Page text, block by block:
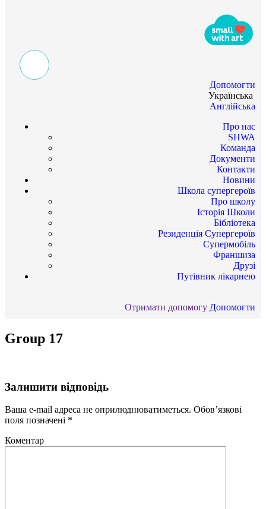
Допомогти
Українська
Англійська
Про нас
SHWA
Команда
Документи
Контакти
Новини
Школа супергероїв
Про школу
Історія Школи
Бібліотека
Резиденція Супергероїв
Супермобіль
Франшиза
Друзі
Путівник лікарнею
Отримати допомогу Допомогти
Group 17
Залишити відповідь
Ваша e-mail адреса не оприлюднюватиметься. Обов’язкові
поля позначені *
Коментар